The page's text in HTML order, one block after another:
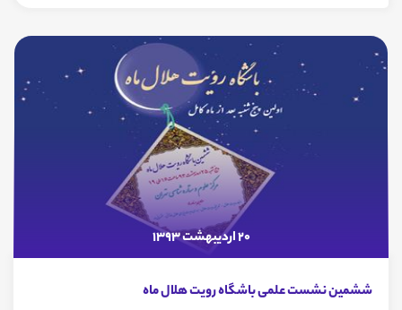
20 اردیبهشت 1393
ششمین نشست علمی باشگاه رویت هلال ماه